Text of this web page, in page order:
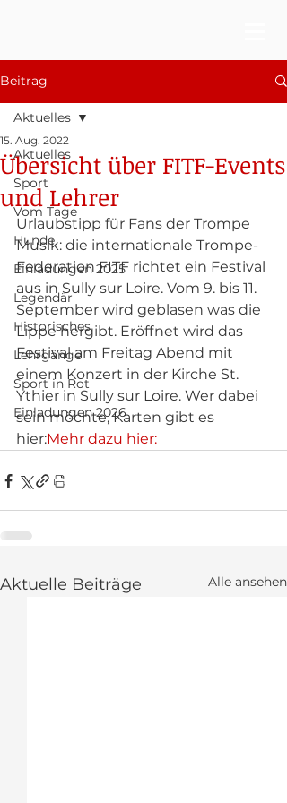
Beitrag
Aktuelles
Sport
Vom Tage
Hunde
Einladungen 2025
Legendär
Historisches
Lehrgänge
Sport in Rot
Einladungen 2026
Aktuelles
Übersicht über FITF-Events
und Lehrer
15. Aug. 2022
Urlaubstipp für Fans der Trompe
Musik: die internationale Trompe-
Federation FITF richtet ein Festival
aus in Sully sur Loire. Vom 9. bis 11.
September wird geblasen was die
Lippe hergibt. Eröffnet wird das
Festival am Freitag Abend mit
einem Konzert in der Kirche St.
Ythier in Sully sur Loire. Wer dabei
sein möchte, Karten gibt es
hier:Mehr dazu hier:
Aktuelle Beiträge Alle ansehen